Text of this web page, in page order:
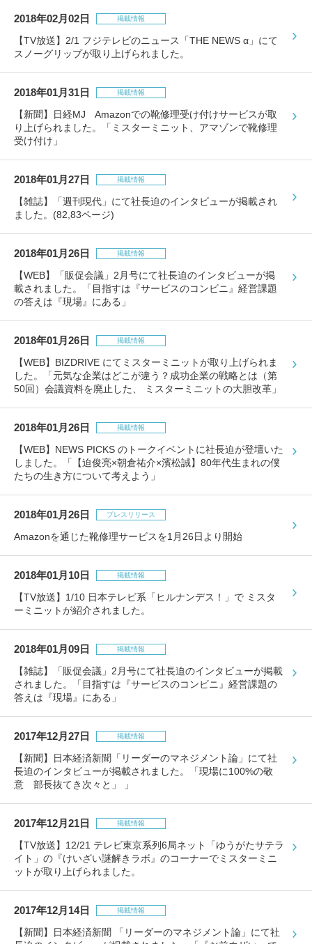
2018年02月02日 掲載情報
【TV放送】2/1 フジテレビのニュース「THE NEWS α」にて
スノーグリップが取り上げられました。
2018年01月31日 掲載情報
【新聞】日経MJ Amazonでの靴修理受け付けサービスが取
り上げられました。「ミスターミニット、アマゾンで靴修理
受け付け」
2018年01月27日 掲載情報
【雑誌】「週刊現代」にて社長迫のインタビューが掲載され
ました。(82,83ページ)
2018年01月26日 掲載情報
【WEB】「販促会議」2月号にて社長迫のインタビューが掲
載されました。「目指すは『サービスのコンビニ』経営課題
の答えは『現場』にある」
2018年01月26日 掲載情報
【WEB】BIZDRIVE にてミスターミニットが取り上げられま
した。「元気な企業はどこが違う？成功企業の戦略とは（第
50回）会議資料を廃止した、 ミスターミニットの大胆改革」
2018年01月26日 掲載情報
【WEB】NEWS PICKS のトークイベントに社長迫が登壇いた
しました。「【迫俊亮×朝倉祐介×濱松誠】80年代生まれの僕
たちの生き方について考えよう」
2018年01月26日 プレスリリース
Amazonを通じた靴修理サービスを1月26日より開始
2018年01月10日 掲載情報
【TV放送】1/10 日本テレビ系「ヒルナンデス！」で ミスタ
ーミニットが紹介されました。
2018年01月09日 掲載情報
【雑誌】「販促会議」2月号にて社長迫のインタビューが掲載
されました。「目指すは『サービスのコンビニ』経営課題の
答えは『現場』にある」
2017年12月27日 掲載情報
【新聞】日本経済新聞「リーダーのマネジメント論」にて社
長迫のインタビューが掲載されました。「現場に100%の敬
意 部長抜てき次々と」 」
2017年12月21日 掲載情報
【TV放送】12/21 テレビ東京系列6局ネット「ゆうがたサテラ
イト」の『けいざい謎解きラボ』のコーナーでミスターミニ
ットが取り上げられました。
2017年12月14日 掲載情報
【新聞】日本経済新聞 「リーダーのマネジメント論」にて社